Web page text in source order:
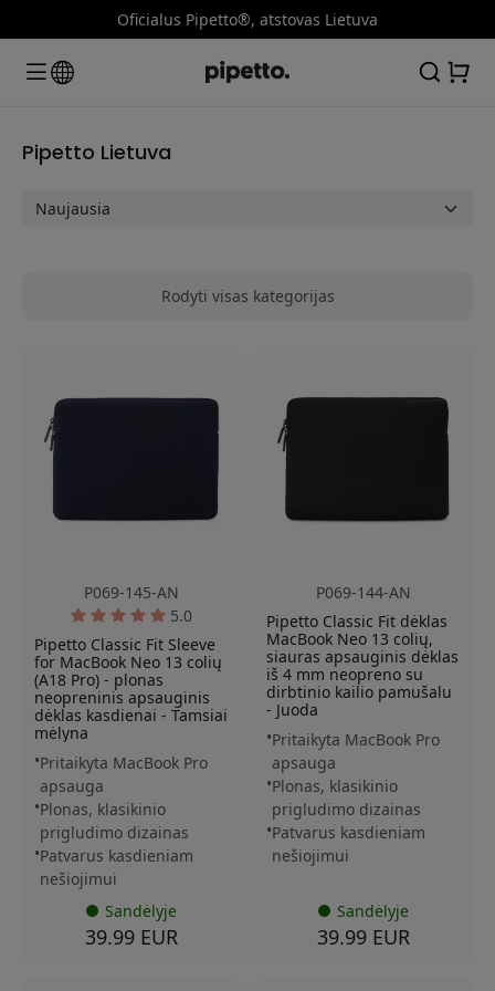
Oficialus Pipetto®, atstovas Lietuva
Pipetto Lietuva
Rodyti visas kategorijas
P069-145-AN
5.0
Pipetto Classic Fit Sleeve
for MacBook Neo 13 colių
(A18 Pro) - plonas
neopreninis apsauginis
dėklas kasdienai - Tamsiai
mėlyna
Pritaikyta MacBook Pro
apsauga
Plonas, klasikinio
prigludimo dizainas
Patvarus kasdieniam
nešiojimui
Sandėlyje
39.99 EUR
P069-144-AN
Pipetto Classic Fit dėklas
MacBook Neo 13 colių,
siauras apsauginis dėklas
iš 4 mm neopreno su
dirbtinio kailio pamušalu
- Juoda
Pritaikyta MacBook Pro
apsauga
Plonas, klasikinio
prigludimo dizainas
Patvarus kasdieniam
nešiojimui
Sandėlyje
39.99 EUR